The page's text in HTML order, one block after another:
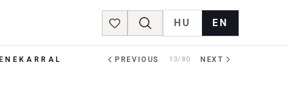
Favorites
HU EN
PREVIOUS 13/80 NEXT